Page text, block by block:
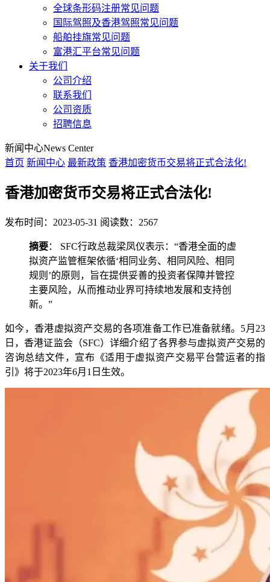
全球条形码注册常见问题
国际驾照及香港驾照常见问题
船舶挂旗常见问题
富港汇平台常见问题
关于我们
公司介绍
联系我们
公司资质
招聘信息
新闻中心News Center
首页 新闻中心 最新政策 香港加密货币交易将正式合法化!
香港加密货币交易将正式合法化!
发布时间：2023-05-31 阅读数：2567
摘要： SFC行政总裁梁凤仪表示：“香港全面的虚
拟资产监管框架依循‘相同业务、相同风险、相同
规则’的原则，旨在提供妥善的投资者保障并管控
主要风险，从而推动业界可持续地发展和支持创
新。”
如今，香港虚拟资产交易的各项准备工作已准备就绪。5月23
日，香港证监会（SFC）详细介绍了各界参与虚拟资产交易的
咨询总结文件，宣布《适用于虚拟资产交易平台营运者的指
引》将于2023年6月1日生效。